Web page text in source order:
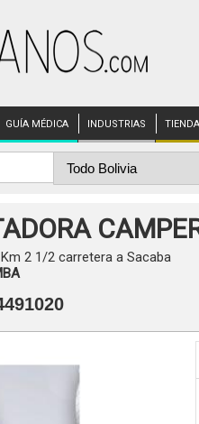
GUÍA MÉDICA INDUSTRIAS
2 1/2 carretera a Sacaba